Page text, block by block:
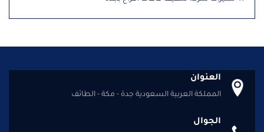
العنوان
المملكة العربية السعودية جدة - مكة - الطائف
الجوال